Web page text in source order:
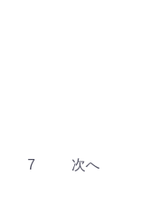
7 次へ